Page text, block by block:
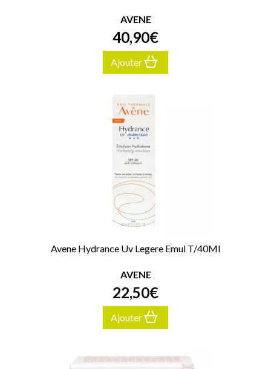
AVENE
40,90€
Ajouter
Avene Hydrance Uv Legere Emul T/40Ml
AVENE
22,50€
Ajouter